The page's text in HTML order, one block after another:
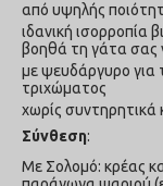
από υψηλής
ιδανική ισορροπία
βοηθά τη γάτα σας
με ψευδάργυρο για
τριχώματος
χωρίς
Σύνθεση:
Με Σολομό: κρέας